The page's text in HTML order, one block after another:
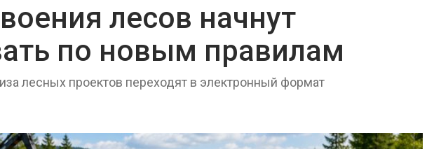
лесов начнут
по новым правилам
лесных проектов переходят в электронный формат
В Домодедове
ликвидируют
химикатов после пожара
Изменение климата
Шэньси из-за